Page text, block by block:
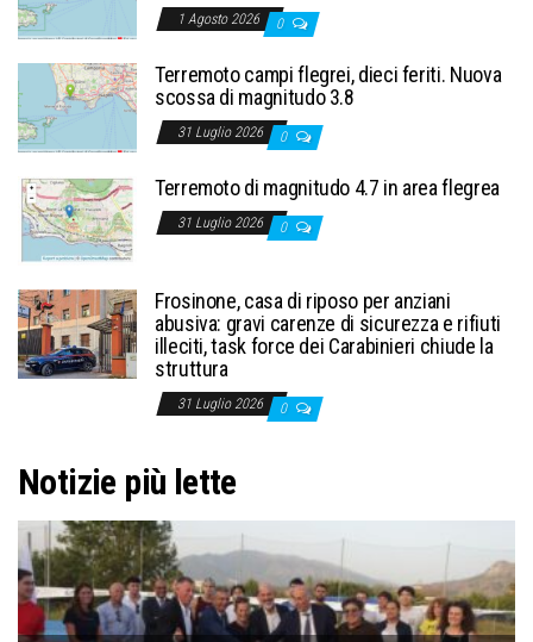
1 Agosto 2026 0
Terremoto campi flegrei, dieci feriti. Nuova
scossa di magnitudo 3.8
31 Luglio 2026 0
Terremoto di magnitudo 4.7 in area flegrea
31 Luglio 2026 0
Frosinone, casa di riposo per anziani
abusiva: gravi carenze di sicurezza e rifiuti
illeciti, task force dei Carabinieri chiude la
struttura
31 Luglio 2026 0
Notizie più lette